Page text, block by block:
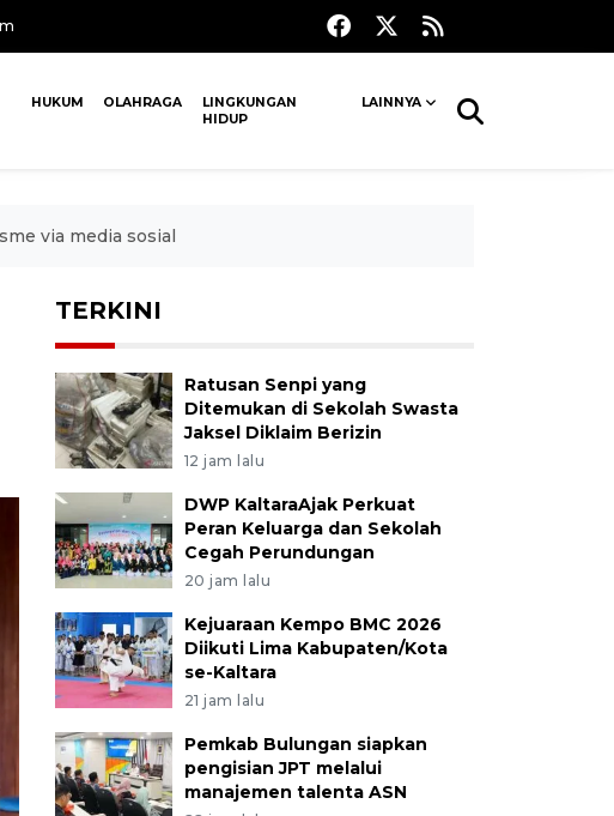
HUKUM OLAHRAGA
LINGKUNGAN
HIDUP
LAINNYA
via media sosial
TERKINI
Ratusan Senpi yang
Ditemukan di Sekolah Swasta
Jaksel Diklaim Berizin
12 jam lalu
DWP KaltaraAjak Perkuat
Peran Keluarga dan Sekolah
Cegah Perundungan
20 jam lalu
Kejuaraan Kempo BMC 2026
Diikuti Lima Kabupaten/Kota
se-Kaltara
21 jam lalu
Pemkab Bulungan siapkan
pengisian JPT melalui
manajemen talenta ASN